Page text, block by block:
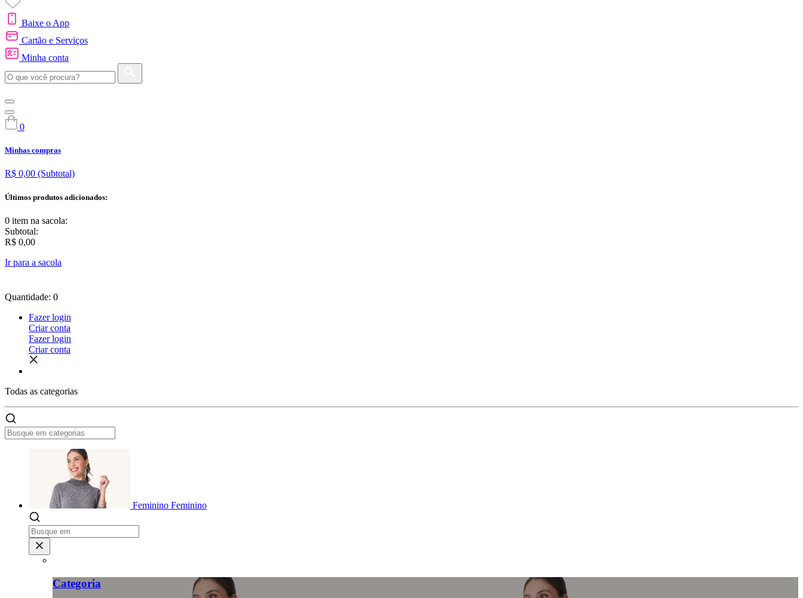
Baixe o App
Cartão e Serviços
Minha conta
0
Minhas compras
R$ 0,00 (Subtotal)
Últimos produtos adicionados:
0 item na sacola:
Subtotal:
R$ 0,00
Ir para a sacola
Quantidade: 0
Fazer login
Criar conta
Fazer login
Criar conta
Todas as categorias
Feminino Feminino
Categoria